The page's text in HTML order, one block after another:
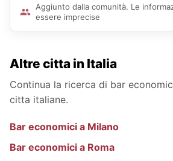
Aggiunto dalla comunità. Le
essere imprecise
Altre citta in Italia
Continua la ricerca di bar
citta italiane.
Bar economici a Milano
Bar economici a Roma